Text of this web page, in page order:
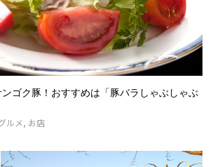
ゴク豚！おすすめは「豚バラしゃぶしゃぶ
ルメ, お店